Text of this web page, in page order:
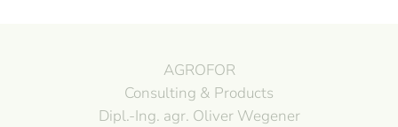
AGROFOR
Consulting & Products
Dipl.-Ing. agr. Oliver Wegener